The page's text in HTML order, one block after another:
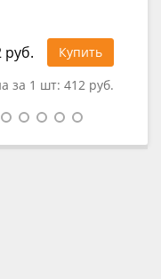
руб.
Купить
за 1 шт: 412 руб.